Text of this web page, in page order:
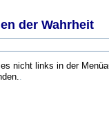
der Wahrheit
nicht links in der
.